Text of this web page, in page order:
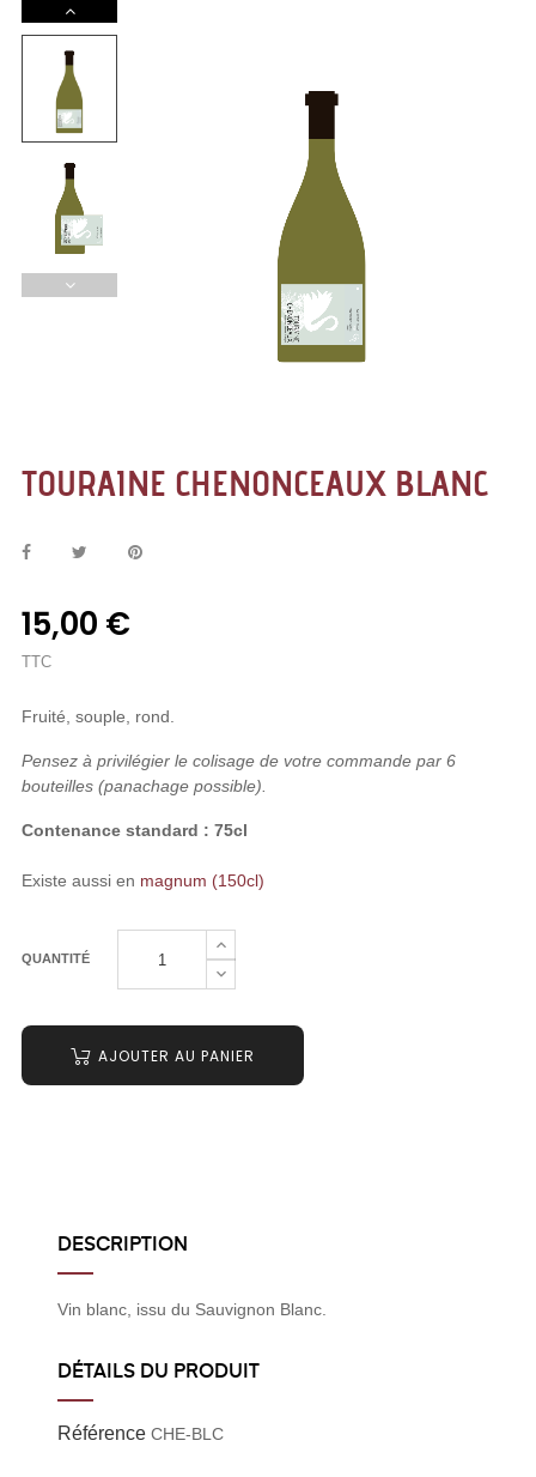
TOURAINE CHENONCEAUX BLANC
15,00 €
TTC
Fruité, souple, rond.
Pensez à privilégier le colisage de votre commande par 6
bouteilles (panachage possible).
Contenance standard : 75cl
Existe aussi en magnum (150cl)
QUANTITÉ
AJOUTER AU PANIER
DESCRIPTION
Vin blanc, issu du Sauvignon Blanc.
DÉTAILS DU PRODUIT
Référence CHE-BLC